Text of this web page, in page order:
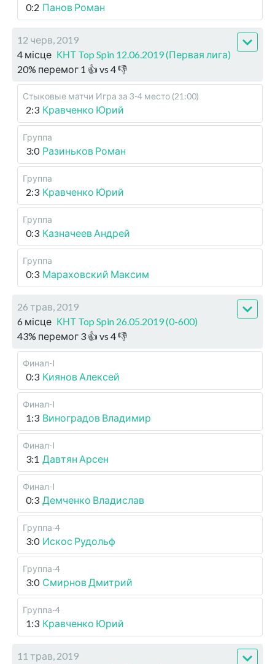
0:2 Панов Роман
12 черв, 2019
4 місце КНТ Top Spin 12.06.2019 (Первая лига)
20% перемог 1 👍 vs 4👎
Стыковые матчи Игра за 3-4 место (21:00)
2:3 Кравченко Юрий
Группа
3:0 Разиньков Роман
Группа
2:3 Кравченко Юрий
Группа
0:3 Казначеев Андрей
Группа
0:3 Мараховский Максим
26 трав, 2019
6 місце КНТ Top Spin 26.05.2019 (0-600)
43% перемог 3 👍 vs 4👎
Финал-I
0:3 Киянов Алексей
Финал-I
1:3 Виноградов Владимир
Финал-I
3:1 Давтян Арсен
Финал-I
0:3 Демченко Владислав
Группа-4
3:0 Искос Рудольф
Группа-4
3:0 Смирнов Дмитрий
Группа-4
1:3 Кравченко Юрий
11 трав, 2019